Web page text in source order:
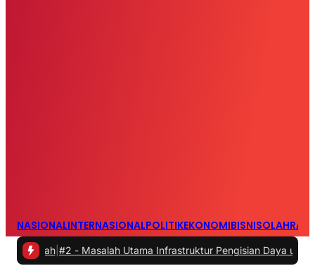
NASIONALINTERNASIONALPOLITIKEKONOMIBISNIS
#2 -Masalah Utama Infrastruktur Pengisian Daya untuk Mobil